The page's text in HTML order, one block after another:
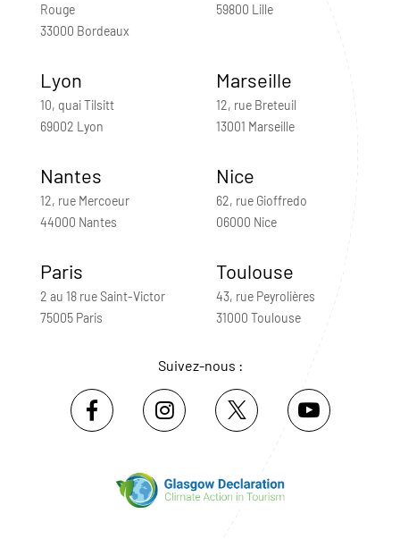
Rouge
33000 Bordeaux
59800 Lille
Lyon
10, quai Tilsitt
69002 Lyon
Marseille
12, rue Breteuil
13001 Marseille
Nantes
12, rue Mercoeur
44000 Nantes
Nice
62, rue Gioffredo
06000 Nice
Paris
2 au 18 rue Saint-Victor
75005 Paris
Toulouse
43, rue Peyrolières
31000 Toulouse
Suivez-nous :